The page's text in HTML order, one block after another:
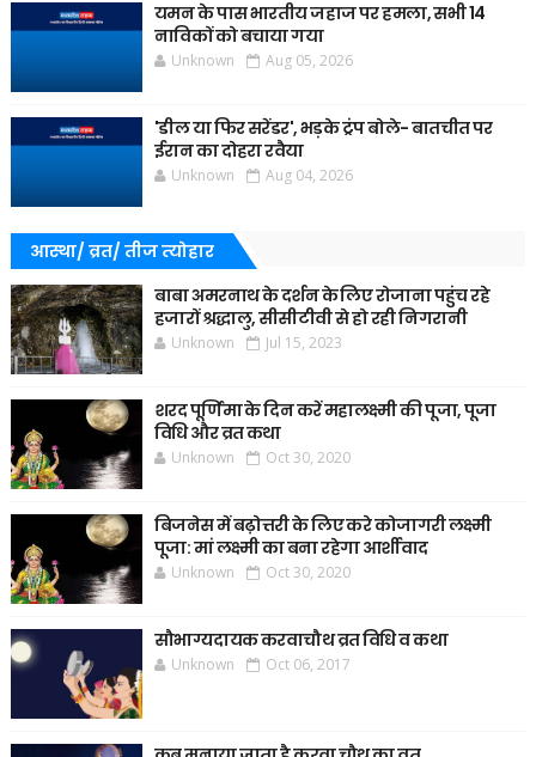
यमन के पास भारतीय जहाज पर हमला, सभी 14
नाविकों को बचाया गया
Unknown Aug 05, 2026
'डील या फिर सरेंडर', भड़के ट्रंप बोले- बातचीत पर
ईरान का दोहरा रवैया
Unknown Aug 04, 2026
आस्था/ व्रत/ तीज त्‍योहार
बाबा अमरनाथ के दर्शन के लिए रोजाना पहुंच रहे
हजारों श्रद्धालु, सीसीटीवी से हो रही निगरानी
Unknown Jul 15, 2023
शरद पूर्णिमा के दिन करें महालक्ष्मी की पूजा, पूजा
विधि और व्रत कथा
Unknown Oct 30, 2020
बिजनेस में बढ़ोत्तरी के लिए करे कोजागरी लक्ष्मी
पूजा: मां लक्ष्मी का बना रहेगा आर्शीवाद
Unknown Oct 30, 2020
सौभाग्यदायक करवाचौथ व्रत विधि व कथा
Unknown Oct 06, 2017